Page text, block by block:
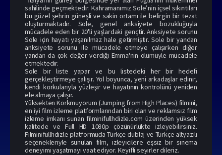
sahilinde geçmektedir. Kahramanımız Sole’nin içsel sıkıntıları
bu güzel şehrin güneşli ve sakin ortamı ile belirgin bir tezat
oluşturmaktadır. Sole, genel anksiyete bozukluğuyla
mücadele eden bir 20'li yaşlardaki gençtir. Anksiyete sorunu
Sole için hayatı yaşanılmaz hale getirmiştir. Sole bir yandan
anksiyete sorunu ile mücadele etmeye çalışırken diğer
yandan da çok değer verdiği Emma'nın ölümüyle mücadele
etmektedir.
Sole bir liste yapar ve bu listedeki her bir hedefi
gerçekleştirmeye çalışır. Yol boyunca, yeni arkadaşlar edinir,
kendi korkularıyla yüzleşir ve hayatının kontrolünü yeniden
ele almaya çalışır.
Yüksekten Korkmuyorum (Jumping from High Places) filmini,
en iyi film izleme platformlarından biri olan ve reklamsız film
izleme imkanı sunan filminifullhdizle.com üzerinden yüksek
kalitede ve Full HD 1080p çözünürlükte izleyebilirsiniz.
Filminifullhdizle platformuda Türkçe dublaj ve Türkçe altyazılı
seçenekleriyle sunulan film, izleyicilere eşsiz bir sinema
deneyimi yaşatmayı vaat ediyor. Keyifli seyirler dileriz.